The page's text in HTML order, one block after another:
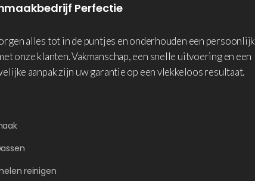
Perfectie
alles tot in de puntjes en onderhouden een persoonlijk
onze klanten. Vakmanschap, een snelle uitvoering en een
aanpak zijn uw garantie op een vlekkeloos resultaat.
reinigen